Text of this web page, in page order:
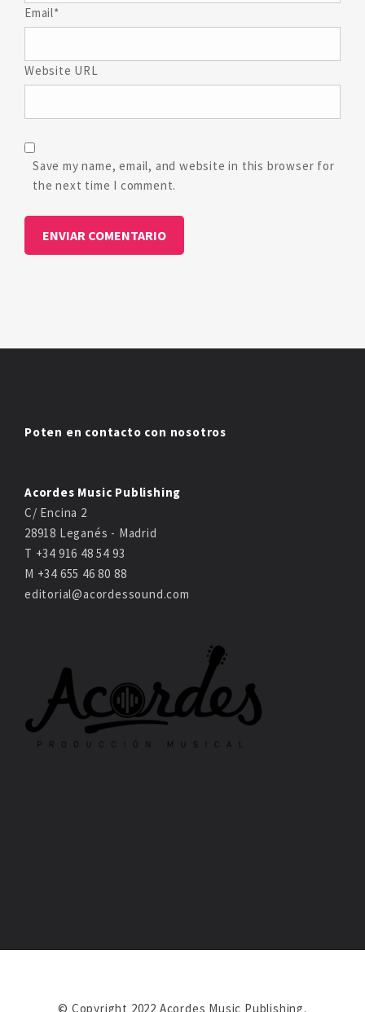
Email*
Website URL
Save my name, email, and website in this browser for
the next time I comment.
Poten en contacto con nosotros
Acordes Music Publishing
C/ Encina 2
28918 Leganés - Madrid
T +34 916 48 54 93
M +34 655 46 80 88
editorial@acordessound.com
© Copyright 2022 Acordes Music Publishing.